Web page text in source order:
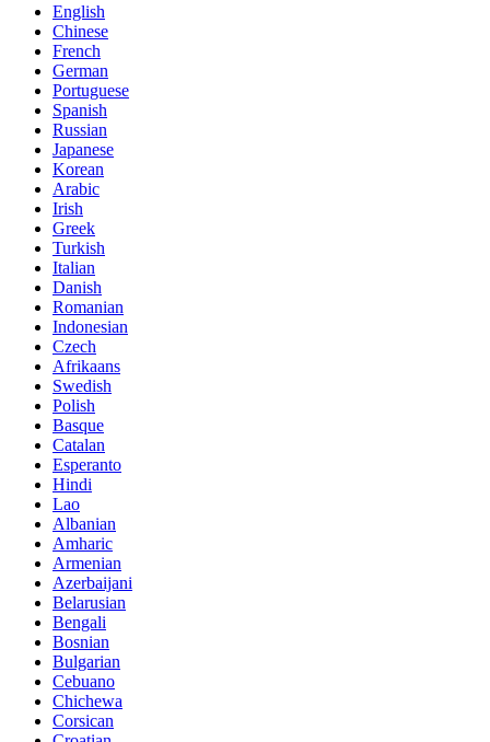
English
Chinese
French
German
Portuguese
Spanish
Russian
Japanese
Korean
Arabic
Irish
Greek
Turkish
Italian
Danish
Romanian
Indonesian
Czech
Afrikaans
Swedish
Polish
Basque
Catalan
Esperanto
Hindi
Lao
Albanian
Amharic
Armenian
Azerbaijani
Belarusian
Bengali
Bosnian
Bulgarian
Cebuano
Chichewa
Corsican